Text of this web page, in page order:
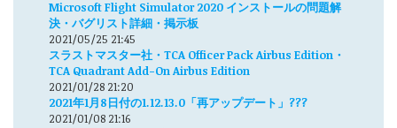
Microsoft Flight Simulator 2020 インストールの問題解
決・バグリスト詳細・掲示板
2021/05/25 21:45
スラストマスター社・TCA Officer Pack Airbus Edition・
TCA Quadrant Add-On Airbus Edition
2021/01/28 21:20
2021年1月8日付の1.12.13.0「再アップデート」???
2021/01/08 21:16